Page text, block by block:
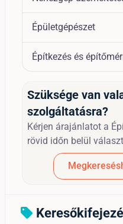
Épületgépészet
Építkezés és
Szüksége van
szolgáltatásra?
Kérjen árajánlatot a
rövid időn belül
sell